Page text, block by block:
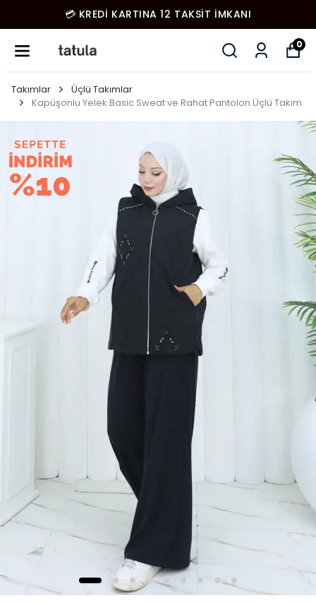
💳 KREDİ KARTINA 12 TAKSİT İMKANI
0
Takımlar
Üçlü Takımlar
Kapüşonlu Yelek Basic Sweat ve Rahat Pantolon Üçlü Takım